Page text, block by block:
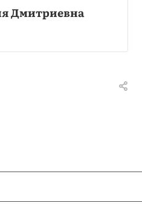
Дмитриевна